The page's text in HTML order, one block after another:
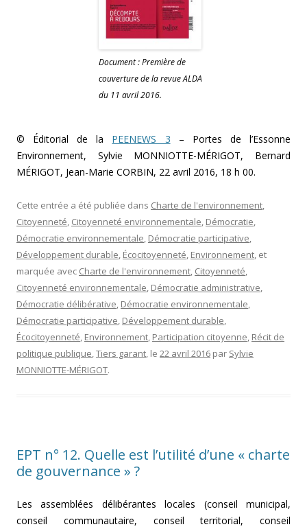
Document : Première de
couverture de la revue ALDA
du 11 avril 2016.
© Éditorial de la PEENEWS 3 – Portes de l’Essonne
Environnement, Sylvie MONNIOTTE-MÉRIGOT, Bernard
MÉRIGOT, Jean-Marie CORBIN, 22 avril 2016, 18 h 00.
Cette entrée a été publiée dans Charte de l'environnement,
Citoyenneté, Citoyenneté environnementale, Démocratie,
Démocratie environnementale, Démocratie participative,
Développement durable, Écocitoyenneté, Environnement, et
marquée avec Charte de l'environnement, Citoyenneté,
Citoyenneté environnementale, Démocratie administrative,
Démocratie délibérative, Démocratie environnementale,
Démocratie participative, Développement durable,
Écocitoyenneté, Environnement, Participation citoyenne, Récit de
politique publique,Tiers garant, le 22 avril 2016 par Sylvie
MONNIOTTE-MÉRIGOT.
EPT n° 12. Quelle est l’utilité d’une « charte
de gouvernance » ?
Les assemblées délibérantes locales (conseil municipal,
conseil communautaire, conseil territorial, conseil